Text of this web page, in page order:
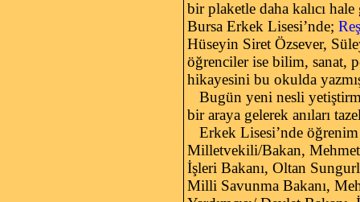
bir plaketle daha kalıcı
Bursa Erkek Lisesi’nde;
Hüseyin Siret Özsever,
öğrenciler ise bilim, sanat,
hikayesini bu okulda
Bugün yeni nesli
bir araya gelerek anıları
Erkek Lisesi’nde
Milletvekili/Bakan, Mehmet
İşleri Bakanı, Oltan
Milli Savunma Bakanı,